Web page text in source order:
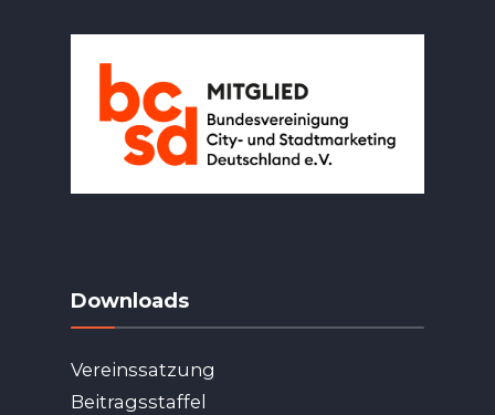
Downloads
Vereinssatzung
Beitragsstaffel